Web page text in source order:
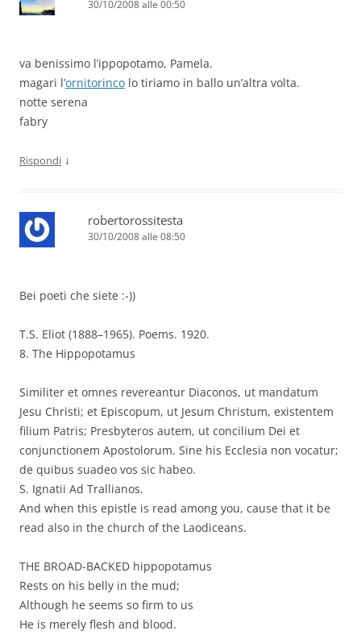
30/10/2008 alle 00:50
va benissimo l’ippopotamo, Pamela.
magari l’ornitorinco lo tiriamo in ballo un’altra volta.
notte serena
fabry
Rispondi ↓
robertorossitesta
30/10/2008 alle 08:50
Bei poeti che siete :-))
T.S. Eliot (1888–1965). Poems. 1920.
8. The Hippopotamus
Similiter et omnes revereantur Diaconos, ut mandatum
Jesu Christi; et Episcopum, ut Jesum Christum, existentem
filium Patris; Presbyteros autem, ut concilium Dei et
conjunctionem Apostolorum. Sine his Ecclesia non vocatur;
de quibus suadeo vos sic habeo.
S. Ignatii Ad Trallianos.
And when this epistle is read among you, cause that it be
read also in the church of the Laodiceans.
THE BROAD-BACKED hippopotamus
Rests on his belly in the mud;
Although he seems so firm to us
He is merely flesh and blood.